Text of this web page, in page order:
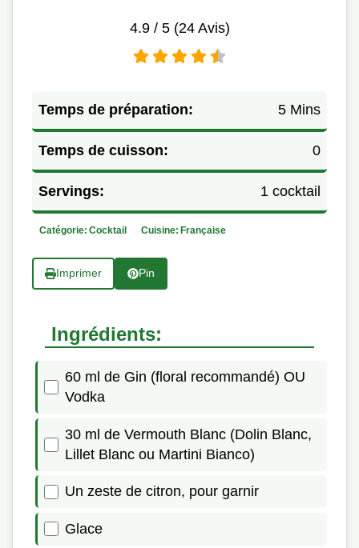
4.9/ 5 (24Avis)
Temps de préparation: 5 Mins
Temps de cuisson: 0
Servings: 1 cocktail
Catégorie: Cocktail Cuisine: Française
Imprimer Pin
Ingrédients:
60 ml de Gin (floral recommandé) OU
Vodka
30 ml de Vermouth Blanc (Dolin Blanc,
Lillet Blanc ou Martini Bianco)
Un zeste de citron, pour garnir
Glace